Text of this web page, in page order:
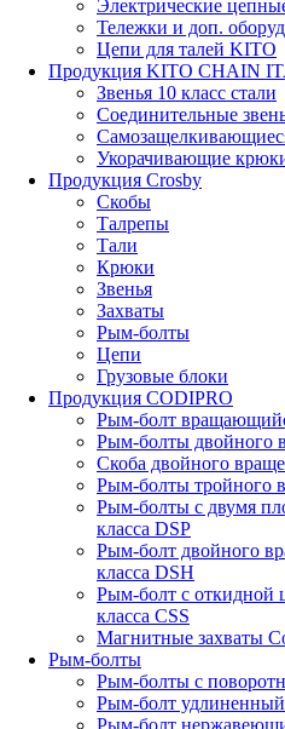
Электрические
Тележки и доп.
Цепи для талей KITO
Продукция KITO CHAIN
Звенья 10 класс стали
Соединительные
Укорачивающие
Продукция Crosby
Скобы
Талрепы
Тали
Крюки
Звенья
Захваты
Рым-болты
Цепи
Грузовые блоки
Продукция CODIPRO
Рым-болт
Рым-болты двойного
Скоба двойного
Рым-болты тройного
Рым-болты с двумя
класса DSP
Рым-болт двойного
класса DSH
Рым-болт с откидной
класса CSS
Магнитные захваты
Рым-болты
Рым-болты с
Рым-болт удлиненный
Рым-болт